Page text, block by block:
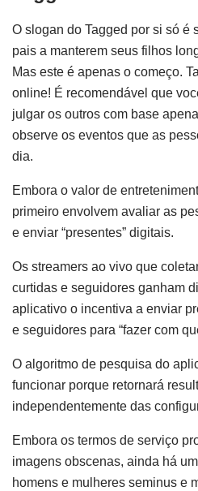
O slogan do Tagged por si só é
pais a manterem seus filhos
Mas este é apenas o começo.
online! É recomendável que
julgar os outros com base
observe os eventos que as
dia.
Embora o valor de
primeiro envolvem avaliar as
e enviar “presentes” digitais.
Os streamers ao vivo que
curtidas e seguidores ganham
aplicativo o incentiva a enviar
e seguidores para “fazer com
O algoritmo de pesquisa do
funcionar porque retornará
independentemente das
Embora os termos de serviço
imagens obscenas, ainda há
homens e mulheres seminus e